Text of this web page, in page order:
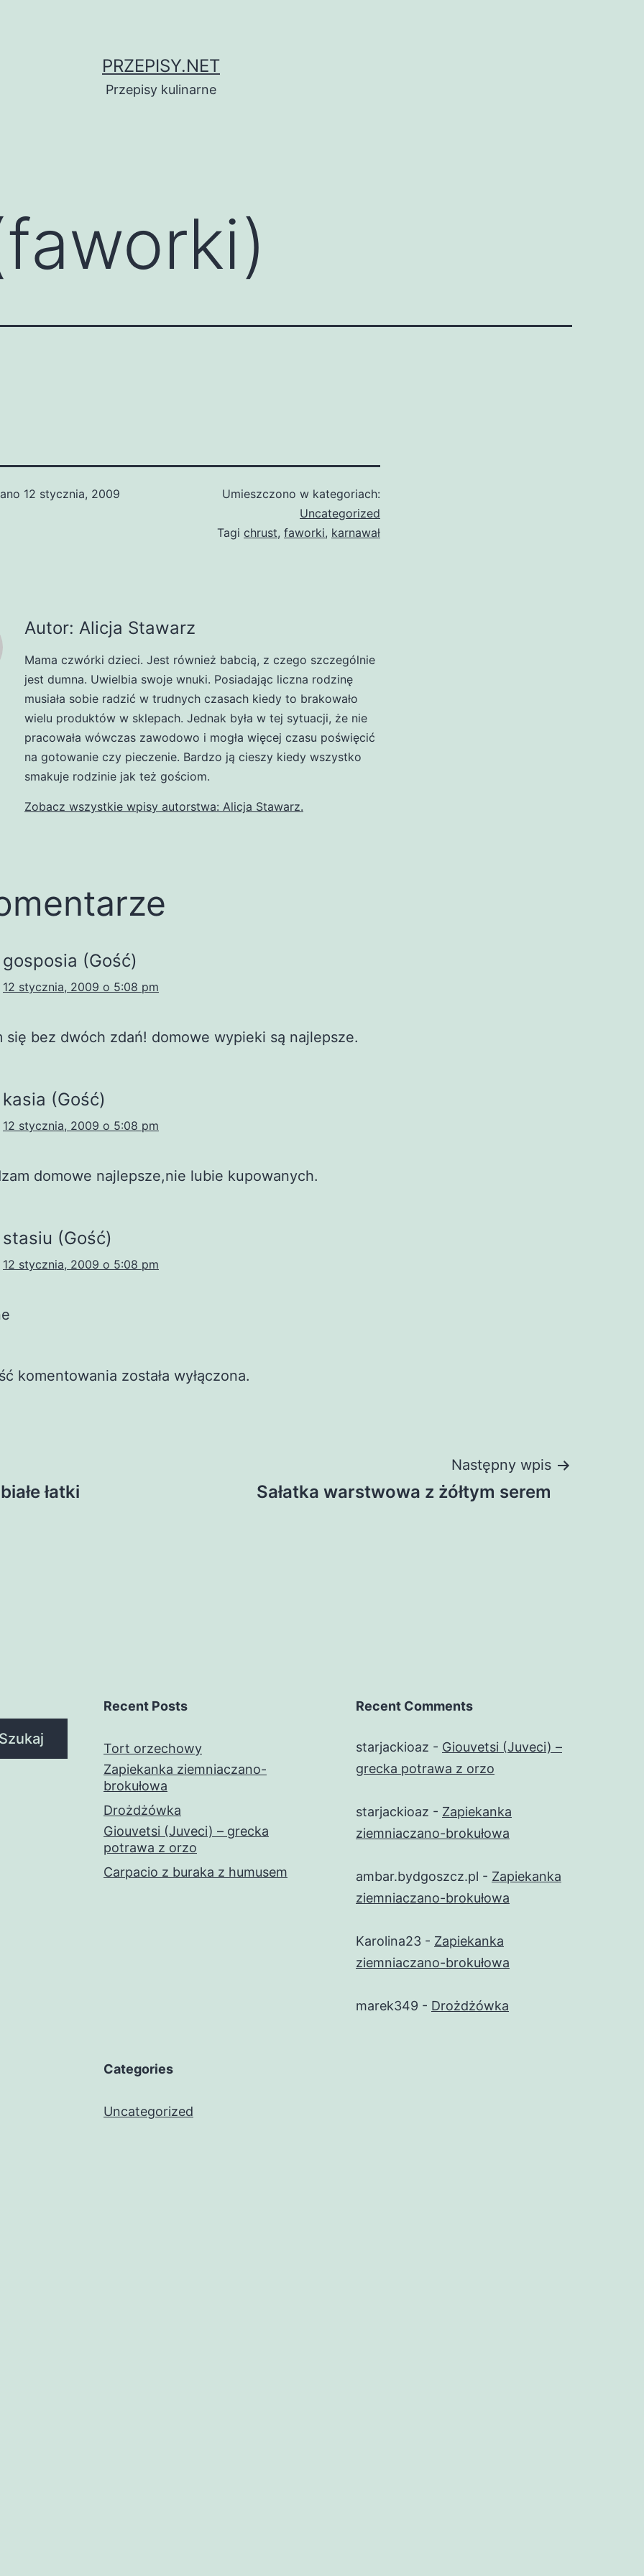
PRZEPISY.NET
Przepisy kulinarne
12 stycznia, 2009
Umieszczono w kategoriach:
Uncategorized
Tagi chrust, faworki, karnawał
Autor: Alicja Stawarz
Mama czwórki dzieci. Jest również babcią, z czego szczególnie
jest dumna. Uwielbia swoje wnuki. Posiadając liczna rodzinę
musiała sobie radzić w trudnych czasach kiedy to brakowało
wielu produktów w sklepach. Jednak była w tej sytuacji, że nie
pracowała wówczas zawodowo i mogła więcej czasu poświęcić
na gotowanie czy pieczenie. Bardzo ją cieszy kiedy wszystko
smakuje rodzinie jak też gościom.
Zobacz wszystkie wpisy autorstwa: Alicja Stawarz.
gosposia (Gość)
12 stycznia, 2009 o 5:08 pm
się bez dwóch zdań! domowe wypieki są najlepsze.
kasia (Gość)
12 stycznia, 2009 o 5:08 pm
domowe najlepsze,nie lubie kupowanych.
stasiu (Gość)
12 stycznia, 2009 o 5:08 pm
komentowania została wyłączona.
łatki
Następny wpis
Sałatka warstwowa z żółtym serem
Recent Posts
Tort orzechowy
Zapiekanka ziemniaczano-
brokułowa
Drożdżówka
Giouvetsi (Juveci) – grecka
potrawa z orzo
Carpacio z buraka z humusem
Recent Comments
starjackioaz - Giouvetsi (Juveci) –
grecka potrawa z orzo
starjackioaz - Zapiekanka
ziemniaczano-brokułowa
ambar.bydgoszcz.pl - Zapiekanka
ziemniaczano-brokułowa
Karolina23 - Zapiekanka
ziemniaczano-brokułowa
marek349 - Drożdżówka
Categories
Uncategorized